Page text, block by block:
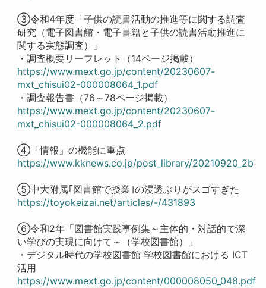
③令和4年度「子供の読書活動の推進等に関する調査
研究（電子図書館・電子書籍と子供の読書活動推進に
関する実態調査）」
・調査概要リーフレット（14ページ掲載）
https://www.mext.go.jp/content/20230607-
mxt_chisui02-000008064_1.pdf
・調査報告書（76～78ページ掲載）
https://www.mext.go.jp/content/20230607-
mxt_chisui02-000008064_2.pdf
④「情報」の機能に重点
https://www.kknews.co.jp/post_library/20210920_2b
⑤中大附属｢図書館で授業｣の浸透ぶりがスゴすぎた
https://toyokeizai.net/articles/-/431893
⑥令和2年「図書館実践事例集～主体的・対話的で深
い学びの実現に向けて～（学校図書館）」
・デジタル時代の学校図書館 学校図書館における ICT
活用
https://www.mext.go.jp/content/000008050_048.pdf